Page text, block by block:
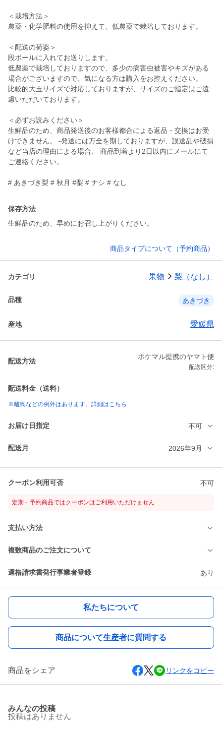
＜栽培方法＞
農薬・化学肥料の使用を抑えて、低農薬で栽培しております。
＜配送の荷姿＞
段ボールに入れてお送りします。
低農薬で栽培しておりますので、多少の病害虫被害やキズがある
場合がございますので、気になる方は購入をお控えください。
比較的大玉サイズで対応しておりますが、サイズのご指定はご遠
慮いただいております。
＜必ずお読みください＞
生鮮品のため、商品発送後のお客様都合による返品・交換はお受
けできません。 -発送には万全を期しておりますが、誤送品や破損
など当店の理由による場合、 商品到着より2日以内にメールにて
ご連絡ください。
# あきづき梨 # 秋月 #梨 # ナシ # なし
保存方法
生鮮品のため、早めにお召し上がりください。
商品タイプについて（予約商品）
カテゴリ 果物 梨（なし）
品種 あきづき
産地 愛媛県
配送方法
ポケマル提携のヤマト便
配送区分:
配送料金（送料）
※離島などの例外はあります。詳細はこちら
お届け日指定 不可
配送月 2026年9月
クーポン利用可否 不可
定期・予約商品ではクーポンはご利用いただけません
支払い方法
複数商品のご注文について
適格請求書発行事業者登録 あり
私たちについて
商品について生産者に質問する
商品をシェア リンクをコピー
みんなの投稿
投稿はありません